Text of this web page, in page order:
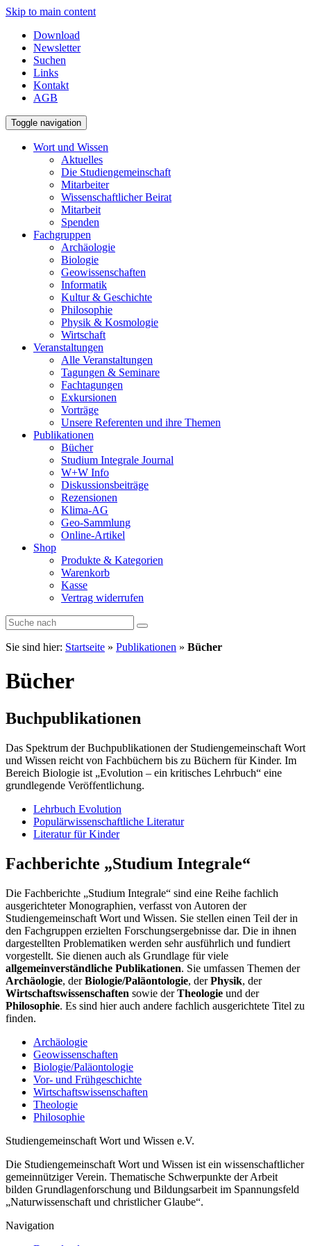
Skip to main content
Download
Newsletter
Suchen
Links
Kontakt
AGB
Toggle navigation
Wort und Wissen
Aktuelles
Die Studiengemeinschaft
Mitarbeiter
Wissenschaftlicher Beirat
Mitarbeit
Spenden
Fachgruppen
Archäologie
Biologie
Geowissenschaften
Informatik
Kultur & Geschichte
Philosophie
Physik & Kosmologie
Wirtschaft
Veranstaltungen
Alle Veranstaltungen
Tagungen & Seminare
Fachtagungen
Exkursionen
Vorträge
Unsere Referenten und ihre Themen
Publikationen
Bücher
Studium Integrale Journal
W+W Info
Diskussionsbeiträge
Rezensionen
Klima-AG
Geo-Sammlung
Online-Artikel
Shop
Produkte & Kategorien
Warenkorb
Kasse
Vertrag widerrufen
Sie sind hier: Startseite » Publikationen » Bücher
Bücher
Buchpublikationen
Das Spektrum der Buchpublikationen der Studiengemeinschaft Wort
und Wissen reicht von Fachbüchern bis zu Büchern für Kinder. Im
Bereich Biologie ist „Evolution – ein kritisches Lehrbuch“ eine
grundlegende Veröffentlichung.
Lehrbuch Evolution
Populärwissenschaftliche Literatur
Literatur für Kinder
Fachberichte „Studium Integrale“
Die Fachberichte „Studium Integrale“ sind eine Reihe fachlich
ausgerichteter Monographien, verfasst von Autoren der
Studiengemeinschaft Wort und Wissen. Sie stellen einen Teil der in
den Fachgruppen erzielten Forschungsergebnisse dar. Die in ihnen
dargestellten Problematiken werden sehr ausführlich und fundiert
vorgestellt. Sie dienen auch als Grundlage für viele
allgemeinverständliche Publikationen. Sie umfassen Themen der
Archäologie, derBiologie/Paläontologie, derPhysik, der
Wirtschaftswissenschaften sowie derTheologie und der
Philosophie. Es sind hier auch andere fachlich ausgerichtete Titel zu
finden.
Archäologie
Geowissenschaften
Biologie/Paläontologie
Vor- und Frühgeschichte
Wirtschaftswissenschaften
Theologie
Philosophie
Studiengemeinschaft Wort und Wissen e.V.
Die Studiengemeinschaft Wort und Wissen ist ein wissenschaftlicher
gemeinnütziger Verein. Thematische Schwerpunkte der Arbeit
bilden Grundlagenforschung und Bildungsarbeit im Spannungsfeld
„Naturwissenschaft und christlicher Glaube“.
Navigation